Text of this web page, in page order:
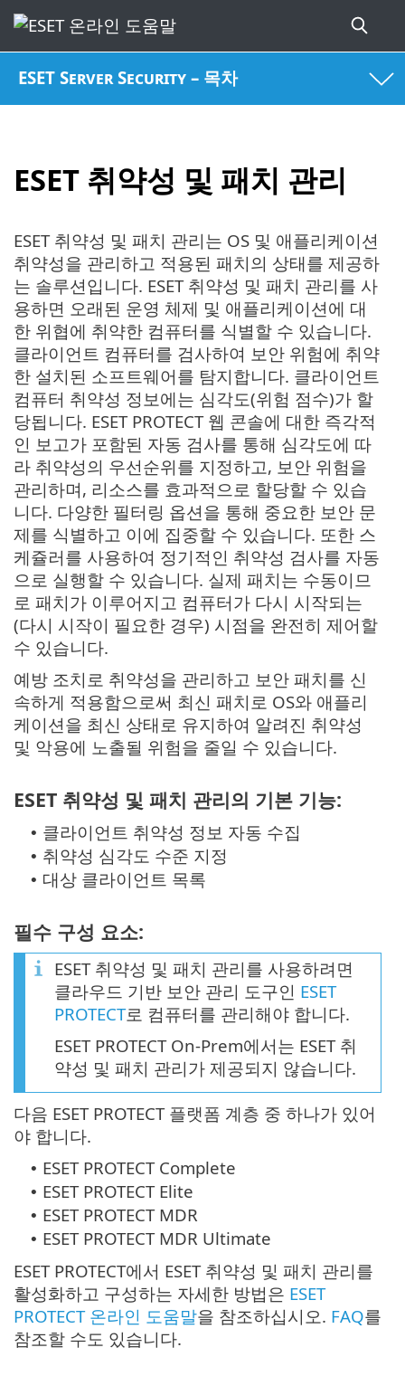
ESET Server Security – 목차
ESET 취약성 및 패치 관리
ESET 취약성 및 패치 관리는 OS 및 애플리케이션
취약성을 관리하고 적용된 패치의 상태를 제공하
는 솔루션입니다. ESET 취약성 및 패치 관리를 사
용하면 오래된 운영 체제 및 애플리케이션에 대
한 위협에 취약한 컴퓨터를 식별할 수 있습니다.
클라이언트 컴퓨터를 검사하여 보안 위험에 취약
한 설치된 소프트웨어를 탐지합니다. 클라이언트
컴퓨터 취약성 정보에는 심각도(위험 점수)가 할
당됩니다. ESET PROTECT 웹 콘솔에 대한 즉각적
인 보고가 포함된 자동 검사를 통해 심각도에 따
라 취약성의 우선순위를 지정하고, 보안 위험을
관리하며, 리소스를 효과적으로 할당할 수 있습
니다. 다양한 필터링 옵션을 통해 중요한 보안 문
제를 식별하고 이에 집중할 수 있습니다. 또한 스
케쥴러를 사용하여 정기적인 취약성 검사를 자동
으로 실행할 수 있습니다. 실제 패치는 수동이므
로 패치가 이루어지고 컴퓨터가 다시 시작되는
(다시 시작이 필요한 경우) 시점을 완전히 제어할
수 있습니다.
예방 조치로 취약성을 관리하고 보안 패치를 신
속하게 적용함으로써 최신 패치로 OS와 애플리
케이션을 최신 상태로 유지하여 알려진 취약성
및 악용에 노출될 위험을 줄일 수 있습니다.
ESET 취약성 및 패치 관리의 기본 기능:
• 클라이언트 취약성 정보 자동 수집
• 취약성 심각도 수준 지정
• 대상 클라이언트 목록
필수 구성 요소:
ESET 취약성 및 패치 관리를 사용하려면
클라우드 기반 보안 관리 도구인 ESET
PROTECT로 컴퓨터를 관리해야 합니다.
ESET PROTECT On-Prem에서는 ESET 취
약성 및 패치 관리가 제공되지 않습니다.
다음 ESET PROTECT 플랫폼 계층 중 하나가 있어
야 합니다.
• ESET PROTECT Complete
• ESET PROTECT Elite
• ESET PROTECT MDR
• ESET PROTECT MDR Ultimate
ESET PROTECT에서 ESET 취약성 및 패치 관리를
활성화하고 구성하는 자세한 방법은 ESET
PROTECT 온라인 도움말을 참조하십시오. FAQ를
참조할 수도 있습니다.